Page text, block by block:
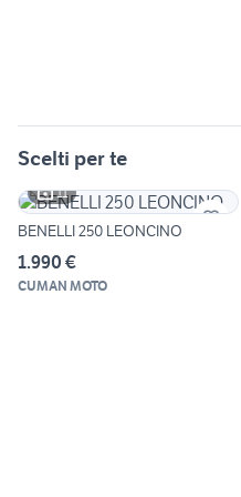
Scelti per te
11
BENELLI 250 LEONCINO
1.990 €
CUMAN MOTO